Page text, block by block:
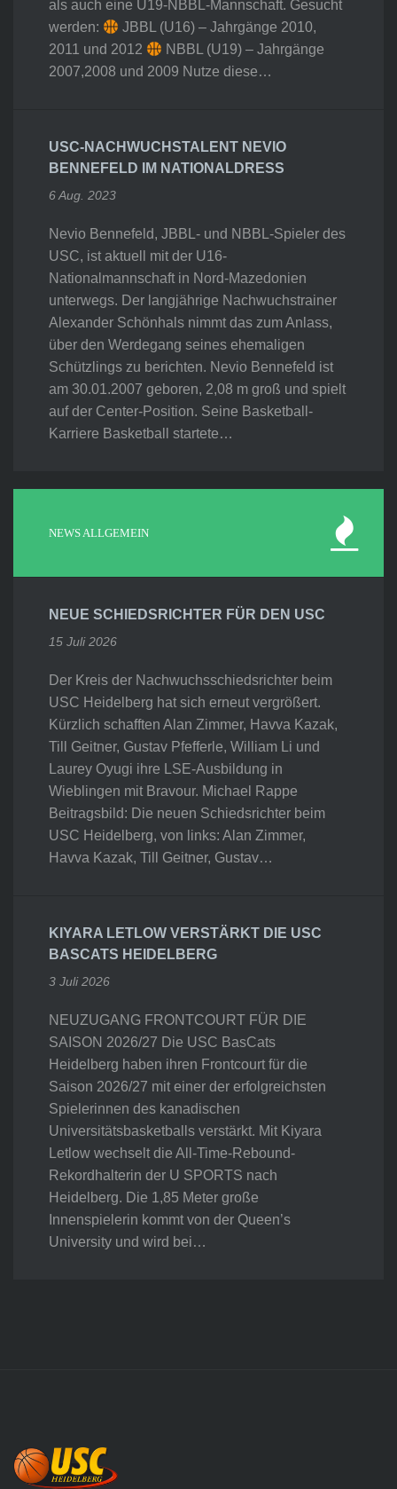
als auch eine U19-NBBL-Mannschaft. Gesucht
werden:
JBBL (U16) – Jahrgänge 2010,
2011 und 2012
NBBL (U19) – Jahrgänge
2007,2008 und 2009 Nutze diese…
USC-NACHWUCHSTALENT NEVIO
BENNEFELD IM NATIONALDRESS
6 Aug. 2023
Nevio Bennefeld, JBBL- und NBBL-Spieler des
USC, ist aktuell mit der U16-
Nationalmannschaft in Nord-Mazedonien
unterwegs. Der langjährige Nachwuchstrainer
Alexander Schönhals nimmt das zum Anlass,
über den Werdegang seines ehemaligen
Schützlings zu berichten. Nevio Bennefeld ist
am 30.01.2007 geboren, 2,08 m groß und spielt
auf der Center-Position. Seine Basketball-
Karriere Basketball startete…
NEWS ALLGEMEIN
NEUE SCHIEDSRICHTER FÜR DEN USC
15 Juli 2026
Der Kreis der Nachwuchsschiedsrichter beim
USC Heidelberg hat sich erneut vergrößert.
Kürzlich schafften Alan Zimmer, Havva Kazak,
Till Geitner, Gustav Pfefferle, William Li und
Laurey Oyugi ihre LSE-Ausbildung in
Wieblingen mit Bravour. Michael Rappe
Beitragsbild: Die neuen Schiedsrichter beim
USC Heidelberg, von links: Alan Zimmer,
Havva Kazak, Till Geitner, Gustav…
KIYARA LETLOW VERSTÄRKT DIE USC
BASCATS HEIDELBERG
3 Juli 2026
NEUZUGANG FRONTCOURT FÜR DIE
SAISON 2026/27 Die USC BasCats
Heidelberg haben ihren Frontcourt für die
Saison 2026/27 mit einer der erfolgreichsten
Spielerinnen des kanadischen
Universitätsbasketballs verstärkt. Mit Kiyara
Letlow wechselt die All-Time-Rebound-
Rekordhalterin der U SPORTS nach
Heidelberg. Die 1,85 Meter große
Innenspielerin kommt von der Queen’s
University und wird bei…